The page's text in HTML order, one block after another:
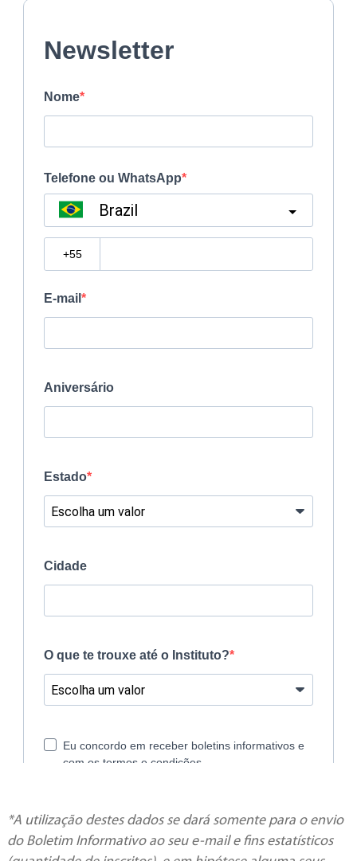
*A utilização destes dados se dará somente para o envio
do Boletim Informativo ao seu e-mail e fins estatísticos